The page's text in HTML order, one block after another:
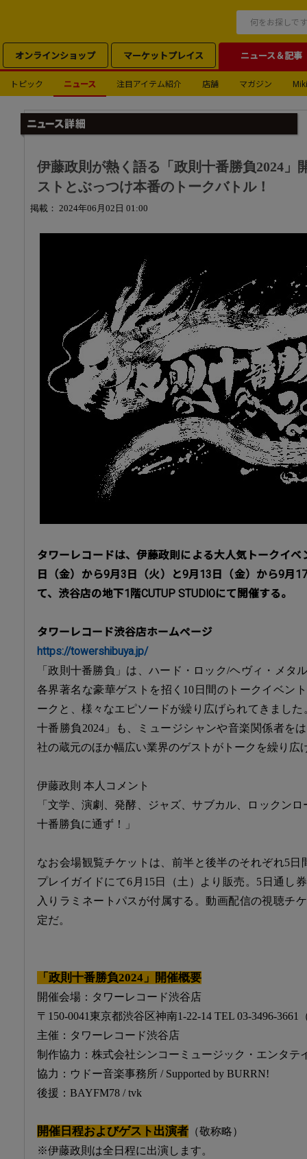
オンラインショップ マーケットプレイス ニュース＆記事
トピック ニュース 注目アイテム紹介 店舗 マガジン
伊藤政則が熱く語る「政則十番勝負2024」
ストとぶっつけ本番のトークバトル！
掲載： 2024年06月02日 01:00
タワーレコードは、伊藤政則による大人気トークイ
日（金）から9月3日（火）と9月13日（金）から9月
て、渋谷店の地下1階CUTUP STUDIOにて開催する。
タワーレコード渋谷店ホームページ
https://towershibuya.jp/
「政則十番勝負」は、ハード・ロック/ヘヴィ・メタ
各界著名な豪華ゲストを招く10日間のトークイベン
ークと、様々なエピソードが繰り広げられてきまし
十番勝負2024」も、ミュージシャンや音楽関係者を
社の蔵元のほか幅広い業界のゲストがトークを繰り広
伊藤政則 本人コメント
「文学、演劇、発酵、ジャズ、サブカル、ロックン
十番勝負に通ず！」
なお会場観覧チケットは、前半と後半のそれぞれ5日
プレイガイドにて6月15日（土）より販売。5日通し
入りラミネートパスが付属する。動画配信の視聴チ
定だ。
「政則十番勝負2024」開催概要
開催会場：タワーレコード渋谷店
〒150-0041東京都渋谷区神南1-22-14 TEL 03-3496-3661
主催：タワーレコード渋谷店
制作協力：株式会社シンコーミュージック・エンタテ
協力：ウドー音楽事務所 / Supported by BURRN!
後援：BAYFM78 / tvk
開催日程およびゲスト出演者 （敬称略）
※伊藤政則は全日程に出演します。